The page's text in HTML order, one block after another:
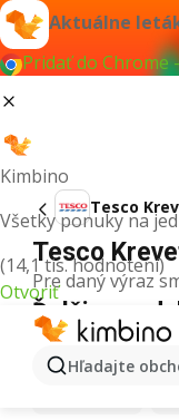
Aktuálne
Pridať do Chrome
Kimbino
Všetky ponuky na
(14,1 tis. hodnotení)
Otvoriť
Hľadajte
Tesco
Tesco
Pre daný výraz
Ďalšie